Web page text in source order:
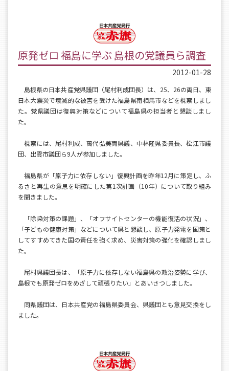
原発ゼロ 福島に学ぶ 島根の党議員ら調査
2012-01-28
島根県の日本共産党県議団（尾村利成団長）は、25、26の両日、東
日本大震災で壊滅的な被害を受けた福島県南相馬市などを視察しまし
た。党県議団は復興対策などについて福島県の担当者と懇談しまし
た。
視察には、尾村利成、萬代弘美両県議、中林隆県委員長、松江市議
団、出雲市議団ら9人が参加しました。
福島県が「原子力に依存しない」復興計画を昨年12月に策定し、ふ
るさと再生の意思を明確にした第1次計画（10年）について取り組み
を聞きました。
「除染対策の課題」、「オフサイトセンターの機能復活の状況」、
「子どもの健康対策」などについて県と懇談し、原子力発電を国策と
してすすめてきた国の責任を強く求め、災害対策の強化を確認しまし
た。
尾村県議団長は、「原子力に依存しない福島県の政治姿勢に学び、
島根でも原発ゼロをめざして頑張りたい」とあいさつしました。
同県議団は、日本共産党の福島県委員会、県議団とも意見交換をし
ました。